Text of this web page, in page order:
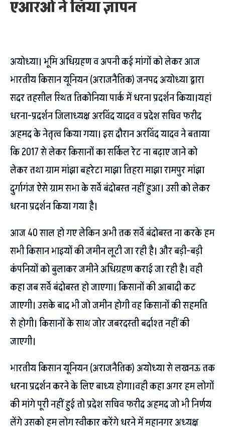
एआरओ ने लिया ज्ञापन
अयोध्या। भूमि अधिग्रहण व अपनी कई मांगों को लेकर आज
भारतीय किसान यूनियन (अराजनैतिक) जनपद अयोध्या द्वारा
सदर तहसील स्थित तिकोनिया पार्क में धरना प्रदर्शन किया।यहां
धरना-प्रदर्शन जिलाध्यक्ष अरविंद यादव व प्रदेश सचिव फरीद
अहमद के नेतृत्व किया गया। इस दौरान अरविंद यादव ने बताया
कि 2017 से लेकर किसानों का सर्किल रेट ना बढ़ाए जाने को
लेकर तथा ग्राम मांझा बहरेटा माझा तिहरा माझा रामपुर मांझा
दुर्गागंज ऐसे ग्राम सभा के सर्वे बंदोबस्त नहीं हुआ। उसी को लेकर
धरना प्रदर्शन किया गया है।
आज 40 साल हो गए लेकिन अभी तक सर्वे बंदोबस्त ना करके हम
सभी किसान भाइयों की जमीन लूटी जा रही है। और बड़ी-बड़ी
कंपनियों को बुलाकर जमीने अधिग्रहण कराई जा रही है। वही
कहा जब सर्वे बंदोबस्त हो जाएगा। किसानों की आबादी कट
जाएगी। उसके बाद भी जो जमीन होगी वह किसानों की सहमति
से होगी। किसानों के साथ जोर जबरदस्ती बर्दाश्त नहीं की
जाएगी।
भारतीय किसान यूनियन (अराजनैतिक) अयोध्या से लखनऊ तक
धरना प्रदर्शन करने के लिए बाध्य होगा।वही कहा अगर हम लोगों
की मांगे पूरी नहीं हुई तो प्रदेश सचिव फरीद अहमद जो भी निर्णय
लेंगे उसको हम लोग स्वीकार करेंगे धरने में महानगर अध्यक्ष